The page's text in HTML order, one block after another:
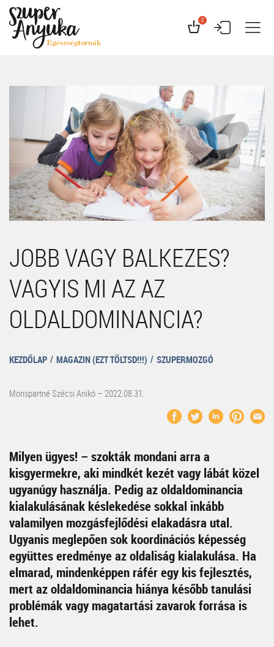
0
JOBB VAGY BALKEZES?
VAGYIS MI AZ AZ
OLDALDOMINANCIA?
KEZDŐLAP MAGAZIN (EZT TÖLTSD!!!) SZUPERMOZGÓ
Monspartné Szécsi Anikó – 2022.08.31.
Milyen ügyes! – szokták mondani arra a
kisgyermekre, aki mindkét kezét vagy lábát közel
ugyanúgy használja. Pedig az oldaldominancia
kialakulásának késlekedése sokkal inkább
valamilyen mozgásfejlődési elakadásra utal.
Ugyanis meglepően sok koordinációs képesség
együttes eredménye az oldaliság kialakulása. Ha
elmarad, mindenképpen ráfér egy kis fejlesztés,
mert az oldaldominancia hiánya később tanulási
problémák vagy magatartási zavarok forrása is
lehet.